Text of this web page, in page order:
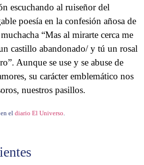
escuchando al ruiseñor del
poesía en la confesión añosa de
“Mas al mirarte cerca me
castillo abandonado/ y tú un rosal
Aunque se use y se abuse de
su carácter emblemático nos
nuestros pasillos.
el diario El Universo.